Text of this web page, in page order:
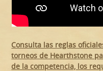
Consulta las reglas
torneos de Hearthstone
de la competencia, los